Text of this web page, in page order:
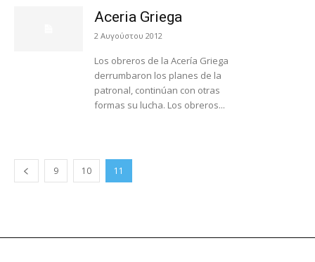
Aceria Griega
2 Αυγούστου 2012
Los obreros de la Acería Griega
derrumbaron los planes de la
patronal, continúan con otras
formas su lucha. Los obreros...
9 10 11